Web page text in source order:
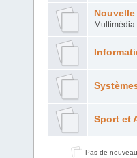
Multimédia
Sport et
Pas de